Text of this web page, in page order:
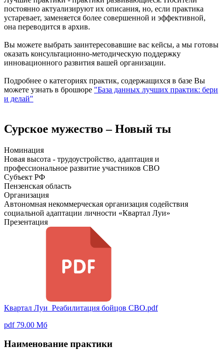
постоянно актуализируют их описания, но, если практика
устаревает, заменяется более совершенной и эффективной,
она переводится в архив.
Вы можете выбрать заинтересовавшие вас кейсы, а мы готовы
оказать консультационно-методическую поддержку
инновационного развития вашей организации.
Подробнее о категориях практик, содержащихся в базе Вы
можете узнать в брошюре "База данных лучших практик: бери
и делай"
Сурское мужество – Новый ты
Номинация
Новая высота - трудоустройство, адаптация и
профессиональное развитие участников СВО
Субъект РФ
Пензенская область
Организация
Автономная некоммерческая организация содействия
социальной адаптации личности «Квартал Луи»
Презентация
Квартал Луи_Реабилитация бойцов СВО.pdf
pdf 79.00 Мб
Наименование практики